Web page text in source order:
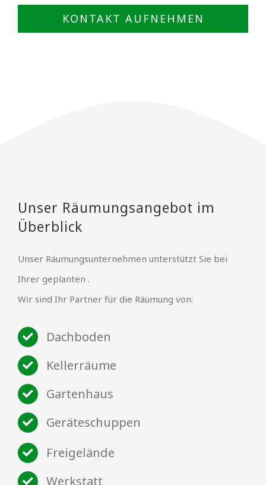
KONTAKT AUFNEHMEN
Unser Räumungsangebot im
Überblick
Unser Räumungsunternehmen unterstützt Sie bei
Ihrer geplanten .
Wir sind Ihr Partner für die Räumung von:
Dachboden
Kellerräume
Gartenhaus
Geräteschuppen
Freigelände
Werkstatt